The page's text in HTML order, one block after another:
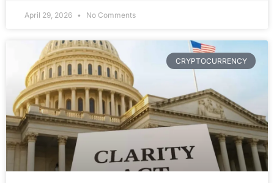
April 29, 2026 No Comments
CRYPTOCURRENCY